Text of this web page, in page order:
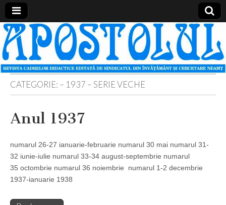
Apostolul
Revista
cadrelor
didactice
din
judetul
Neamt
CATEGORIE: – 1937 – SERIE VECHE
Anul 1937
numarul 26-27 ianuarie-februarie numarul 30 mai numarul 31-
32 iunie-iulie numarul 33-34 august-septembrie numarul
35 octombrie numarul 36 noiembrie numarul 1-2 decembrie
1937-ianuarie 1938